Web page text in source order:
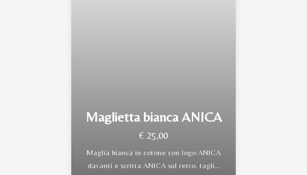
Maglietta bianca ANICA
€ 25,00
Maglia bianca in cotone con logo ANICA
davanti e scritta ANICA sul retro. tagli…